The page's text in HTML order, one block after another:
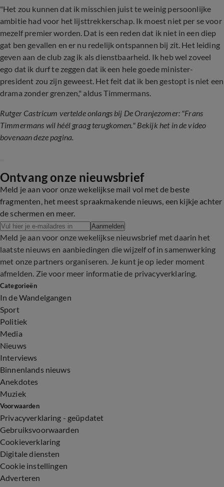
"Het zou kunnen dat ik misschien juist te weinig persoonlijke
ambitie had voor het lijsttrekkerschap. Ik moest niet per se voor
mezelf premier worden. Dat is een reden dat ik niet in een diep
gat ben gevallen en er nu redelijk ontspannen bij zit. Het leiding
geven aan de club zag ik als dienstbaarheid. Ik heb wel zoveel
ego dat ik durf te zeggen dat ik een hele goede minister-
president zou zijn geweest. Het feit dat ik ben gestopt is niet een
drama zonder grenzen," aldus Timmermans.
Rutger Castricum vertelde onlangs bij De Oranjezomer: "Frans
Timmermans wil héél graag terugkomen." Bekijk het in de video
bovenaan deze pagina.
Ontvang onze nieuwsbrief
Meld je aan voor onze wekelijkse mail vol met de beste
fragmenten, het meest spraakmakende nieuws, een kijkje achter
de schermen en meer.
Aanmelden
Meld je aan voor onze wekelijkse nieuwsbrief met daarin het
laatste nieuws en aanbiedingen die wijzelf of in samenwerking
met onze partners organiseren. Je kunt je op ieder moment
afmelden. Zie voor meer informatie de privacyverklaring.
Categorieën
In de Wandelgangen
Sport
Politiek
Media
Nieuws
Interviews
Binnenlands nieuws
Anekdotes
Muziek
Voorwaarden
Privacyverklaring - geüpdatet
Gebruiksvoorwaarden
Cookieverklaring
Digitale diensten
Cookie instellingen
Adverteren